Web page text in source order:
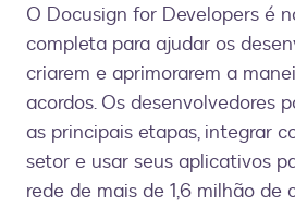
O Docusign for Developers é
completa para ajudar os
criarem e aprimorarem a
acordos. Os desenvolvedores
as principais etapas, integrar
setor e usar seus aplicativos
rede de mais de 1,6 milhão de